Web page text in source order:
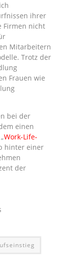
ihrer
Firmen nicht
Mitarbeitern
Trotz der
Frauen wie
bei der
einen
Work-Life-
hinter einer
der